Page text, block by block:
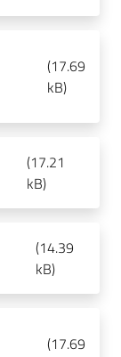
(17.69
kB)
(17.21
kB)
(14.39
kB)
(17.69